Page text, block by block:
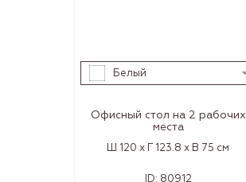
Белый
Офисный стол на 2 рабочих
места
Ш 120 x Г 123.8 x В 75 см
ID: 80912